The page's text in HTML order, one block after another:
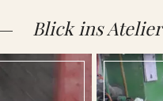
Blick ins Atelier